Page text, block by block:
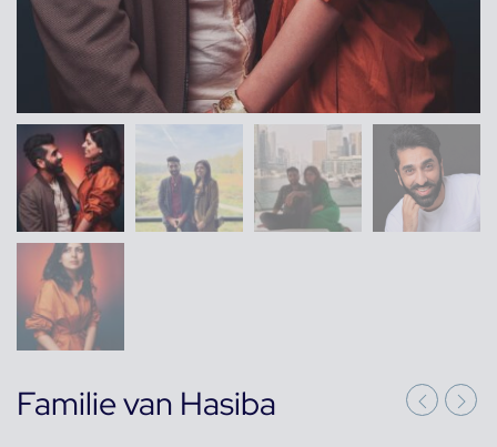
Familie van Hasiba